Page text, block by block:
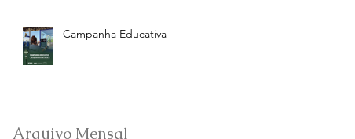
Campanha Educativa
Arquivo Mensal